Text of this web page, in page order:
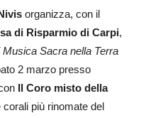
organizza, con il
di Risparmio di Carpi,
Sacra nella Terra
2 marzo presso
Il Coro misto della
più rinomate del